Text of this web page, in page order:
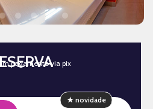
pagamento via pix